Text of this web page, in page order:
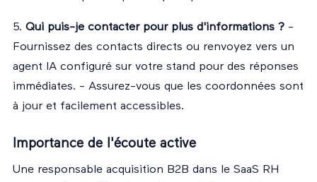
5. Qui puis-je contacter pour plus d'informations ? -
Fournissez des contacts directs ou renvoyez vers un
agent IA configuré sur votre stand pour des réponses
immédiates. - Assurez-vous que les coordonnées sont
à jour et facilement accessibles.
Importance de l'écoute active
Une responsable acquisition B2B dans le SaaS RH